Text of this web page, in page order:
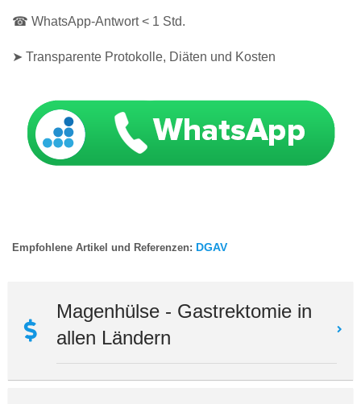
☎ WhatsApp-Antwort < 1 Std.
➤ Transparente Protokolle, Diäten und Kosten
Empfohlene Artikel und Referenzen: DGAV
Magenhülse - Gastrektomie in
allen Ländern